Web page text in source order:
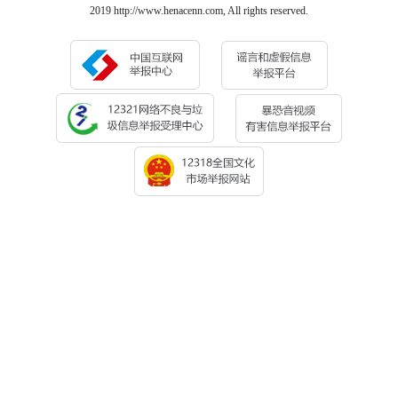
2019 http://www.henacenn.com, All rights reserved.